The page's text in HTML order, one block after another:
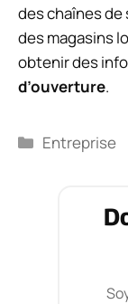
des chaînes de
des magasins
obtenir des
d’ouverture.
Catégories
Entreprise